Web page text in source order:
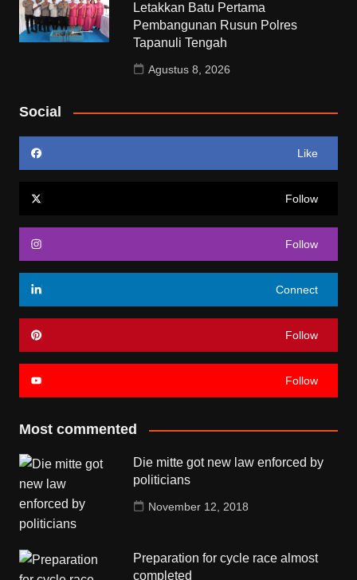
Letakkan Batu Pertama
Pembangunan Rusun Polres
Tapanuli Tengah
Agustus 8, 2026
Social
Like
Follow
Follow
Connect
Follow
Follow
Most commented
Die mitte got new law enforced by
politicians
November 12, 2018
Preparation for cycle race almost
completed